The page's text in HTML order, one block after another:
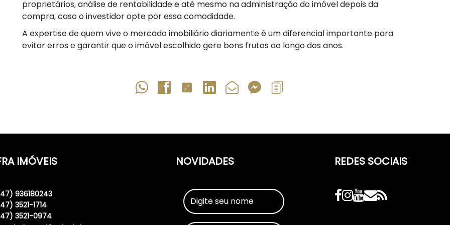
proprietários, análise de rentabilidade e até mesmo na administração do imóvel depois da
compra, caso o investidor opte por essa comodidade.
A expertise de quem vive o mercado imobiliário diariamente é um diferencial importante para
evitar erros e garantir que o imóvel escolhido gere bons frutos ao longo dos anos.
IMÓVEIS
936180243
3521-1714
3521-0974
NOVIDADES REDES SOCIAIS